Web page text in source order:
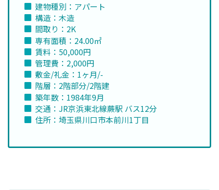
建物種別：アパート
構造：木造
間取り：2K
専有面積：24.00㎡
賃料：50,000円
管理費：2,000円
敷金/礼金：1ヶ月/-
階層：2階部分/2階建
築年数：1984年9月
交通：JR京浜東北線蕨駅 バス12分
住所：埼玉県川口市本前川1丁目